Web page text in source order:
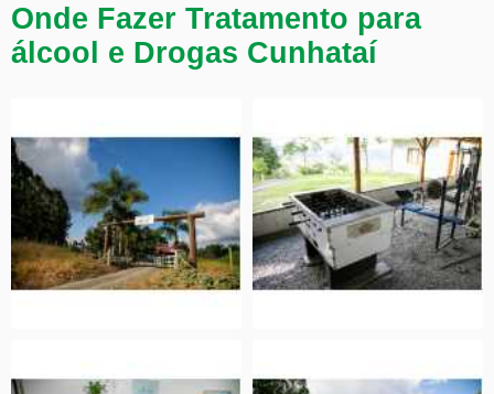
Onde Fazer Tratamento para
álcool e Drogas Cunhataí